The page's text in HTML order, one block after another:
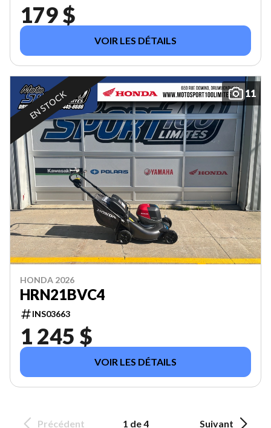
179 $
VOIR LES DÉTAILS
11
EN STOCK
HONDA 2026
HRN21BVC4
INS03663
1 245 $
VOIR LES DÉTAILS
Précédent 1 de 4 Suivant